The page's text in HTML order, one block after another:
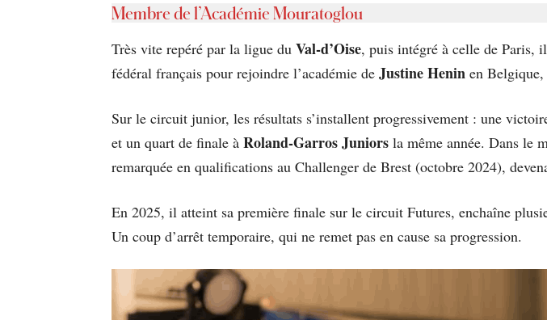
Membre de l’Académie Mouratoglou
Très vite repéré par la ligue du Val-d’Oise, puis intégré à celle de Paris,
fédéral français pour rejoindre l’académie de Justine Henin en Belgique,
Sur le circuit junior, les résultats s’installent progressivement : une
et un quart de finale à Roland-Garros Juniors la même année. Dans le
remarquée en qualifications au Challenger de Brest (octobre 2024),
En 2025, il atteint sa première finale sur le circuit Futures, enchaîne
Un coup d’arrêt temporaire, qui ne remet pas en cause sa progression.